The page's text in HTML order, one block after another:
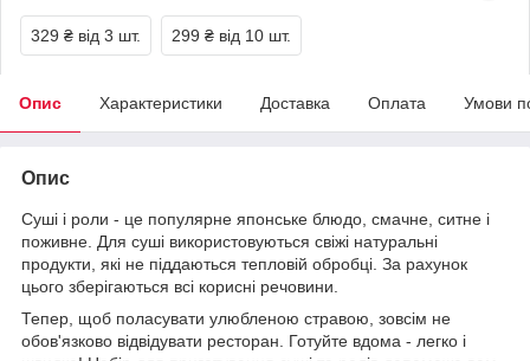
329 ₴ від 3 шт. 299 ₴ від 10 шт.
Опис Характеристики Доставка Оплата Умови
Опис
Суші і роли - це популярне японське блюдо, смачне, ситне і
поживне. Для суші використовуються свіжі натуральні
продукти, які не піддаються тепловій обробці. За рахунок
цього зберігаються всі корисні речовини.
Тепер, щоб поласувати улюбленою стравою, зовсім не
обов'язково відвідувати ресторан. Готуйте вдома - легко і